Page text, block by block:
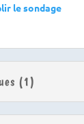
le sondage
(1)